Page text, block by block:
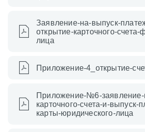
Заявление-на-выпуск-
открытие-карточного-счета-
лица
Приложение-4_открытие-
Приложение-№6-заявление-
карточного-счета-и-выпуск-
карты-юридического-лица